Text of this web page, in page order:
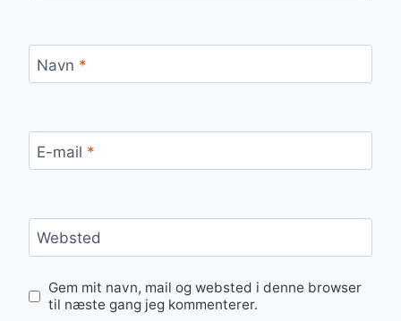
Navn *
E-mail *
Websted
Gem mit navn, mail og websted i denne browser
til næste gang jeg kommenterer.